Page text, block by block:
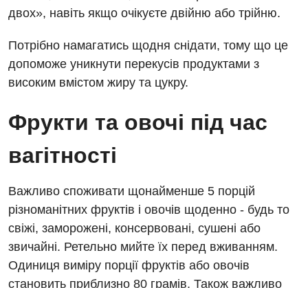
двох», навіть якщо очікуєте двійню або трійню.
Потрібно намагатись щодня снідати, тому що це
допоможе уникнути перекусів продуктами з
високим вмістом жиру та цукру.
Фрукти та овочі під час
вагітності
Важливо споживати щонайменше 5 порцій
різноманітних фруктів і овочів щоденно - будь то
свіжі, заморожені, консервовані, сушені або
звичайні. Ретельно мийте їх перед вживанням.
Одиниця виміру порції фруктів або овочів
становить приблизно 80 грамів. Також важливо